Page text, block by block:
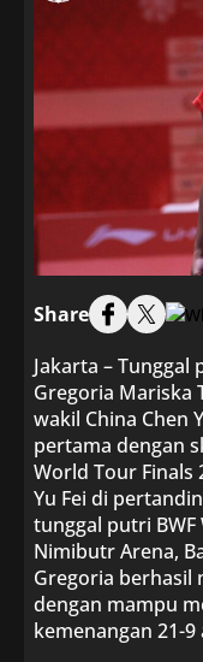
Share
Jakarta –
Gregoria Mariska
wakil China Chen
pertama dengan
World Tour Finals
Yu Fei di
tunggal putri BWF
Nimibutr Arena,
Gregoria berhasil
dengan mampu
kemenangan 21-9